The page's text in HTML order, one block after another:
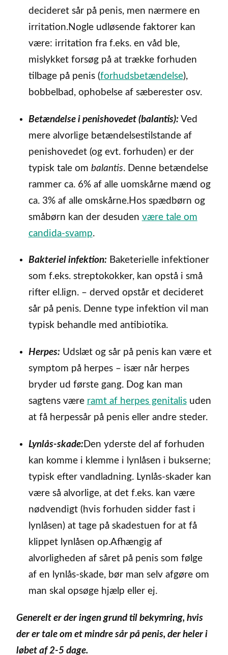
decideret sår på penis, men nærmere en
irritation.Nogle udløsende faktorer kan
være: irritation fra f.eks. en våd ble,
mislykket forsøg på at trække forhuden
tilbage på penis (forhudsbetændelse),
bobbelbad, ophobelse af sæberester osv.
Betændelse i penishovedet (balantis): Ved
mere alvorlige betændelsestilstande af
penishovedet (og evt. forhuden) er der
typisk tale om balantis. Denne betændelse
rammer ca. 6% af alle uomskårne mænd og
ca. 3% af alle omskårne.Hos spædbørn og
småbørn kan der desuden være tale om
candida-svamp.
Bakteriel infektion: Baketerielle infektioner
som f.eks. streptokokker, kan opstå i små
rifter el.lign. – derved opstår et decideret
sår på penis. Denne type infektion vil man
typisk behandle med antibiotika.
Herpes: Udslæt og sår på penis kan være et
symptom på herpes – især når herpes
bryder ud første gang. Dog kan man
sagtens være ramt af herpes genitalisuden
at få herpessår på penis eller andre steder.
Lynlås-skade: Den yderste del af forhuden
kan komme i klemme i lynlåsen i bukserne;
typisk efter vandladning. Lynlås-skader kan
være så alvorlige, at det f.eks. kan være
nødvendigt (hvis forhuden sidder fast i
lynlåsen) at tage på skadestuen for at få
klippet lynlåsen op.Afhængig af
alvorligheden af såret på penis som følge
af en lynlås-skade, bør man selv afgøre om
man skal opsøge hjælp eller ej.
Generelt er der ingen grund til bekymring, hvis
der er tale om et mindre sår på penis, der heler i
løbet af 2-5 dage.